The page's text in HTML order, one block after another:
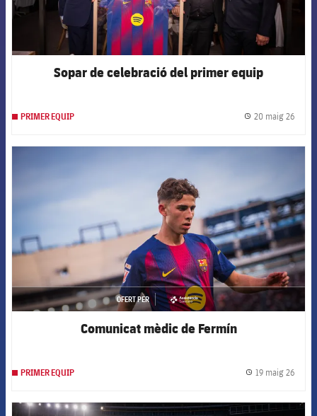
Sopar de celebració del primer equip
PRIMER EQUIP 20 maig 26
OFERT PER
asistencia
Comunicat mèdic de Fermín
PRIMER EQUIP 19 maig 26
FCB Barcelona badge